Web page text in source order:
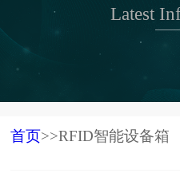
Latest
首页>>RFID智能设备箱